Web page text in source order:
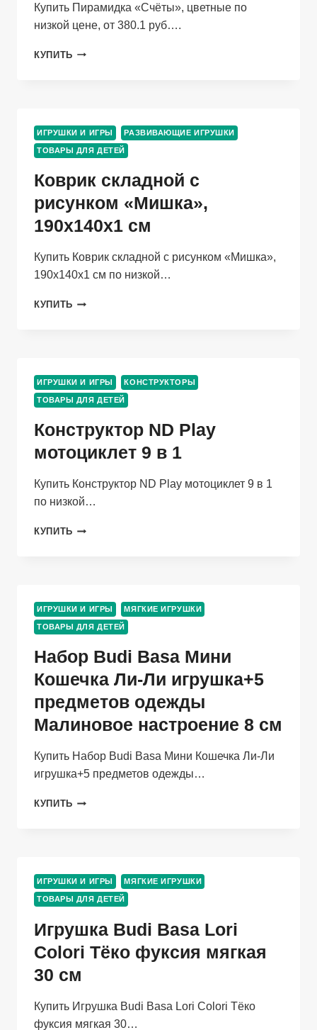
Купить Пирамидка «Счёты», цветные по
низкой цене, от 380.1 руб….
КУПИТЬ ПИРАМИДКА
ИГРУШКИ И ИГРЫ РАЗВИВАЮЩИЕ ИГРУШКИ
ТОВАРЫ ДЛЯ ДЕТЕЙ
Коврик складной с
рисунком «Мишка»,
190х140х1 см
Купить Коврик складной с рисунком «Мишка»,
190х140х1 см по низкой…
КУПИТЬ КОВРИК
190Х140Х1
СМ
ИГРУШКИ И ИГРЫ КОНСТРУКТОРЫ
ТОВАРЫ ДЛЯ ДЕТЕЙ
Конструктор ND Play
мотоциклет 9 в 1
Купить Конструктор ND Play мотоциклет 9 в 1
по низкой…
КУПИТЬ КОНСТРУКТОР
В
1
ИГРУШКИ И ИГРЫ МЯГКИЕ ИГРУШКИ
ТОВАРЫ ДЛЯ ДЕТЕЙ
Набор Budi Basa Мини
Кошечка Ли-Ли игрушка+5
предметов одежды
Малиновое настроение 8 см
Купить Набор Budi Basa Мини Кошечка Ли-Ли
игрушка+5 предметов одежды…
КУПИТЬ НАБОР
ЛИ-
ЛИ
ИГРУШКА+5
ОДЕЖДЫ
НАСТРОЕНИЕ
8
ИГРУШКИ И ИГРЫ МЯГКИЕ ИГРУШКИ
ТОВАРЫ ДЛЯ ДЕТЕЙ
Игрушка Budi Basa Lori
Colori Тёко фуксия мягкая
30 см
Купить Игрушка Budi Basa Lori Colori Тёко
фуксия мягкая 30…